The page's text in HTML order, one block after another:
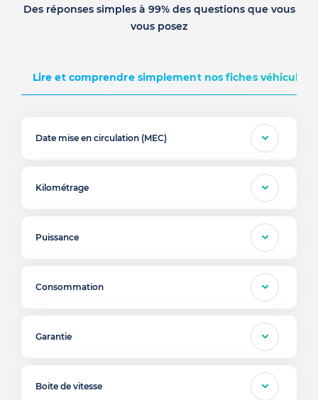
Des réponses simples à 99% des questions que vous
vous posez
Lire et comprendre simplement nos fiches véhicules
Date mise en circulation (MEC)
Kilométrage
Puissance
Consommation
Garantie
Boite de vitesse